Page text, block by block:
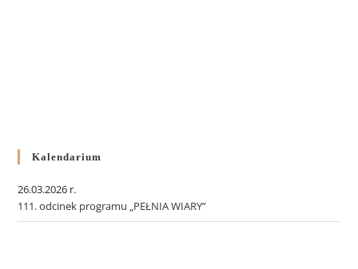
Kalendarium
26.03.2026 r.
111. odcinek programu „PEŁNIA WIARY”